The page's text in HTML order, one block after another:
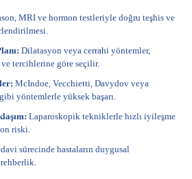
MRI ve hormon testleriyle doğru teşhis ve
Dilatasyon veya cerrahi yöntemler,
ve tercihlerine göre seçilir.
McIndoe, Vecchietti, Davydov veya
yöntemlerle yüksek başarı.
Laparoskopik tekniklerle hızlı iyileşme
riski.
sürecinde hastaların duygusal